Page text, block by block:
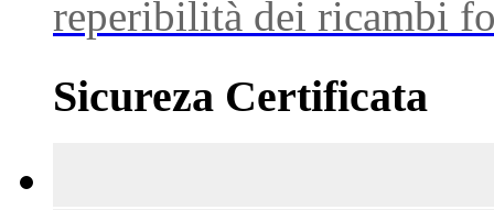
reperibilità dei ricambi
Sicureza Certificata